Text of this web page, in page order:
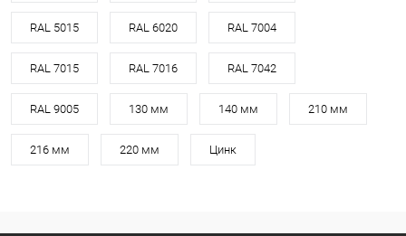
RAL 5015 RAL 6020 RAL 7004
RAL 7015 RAL 7016 RAL 7042
RAL 9005 130 мм 140 мм 210 мм
216 мм 220 мм Цинк